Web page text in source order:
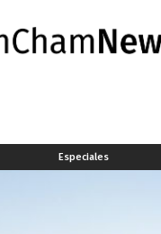
Especiales